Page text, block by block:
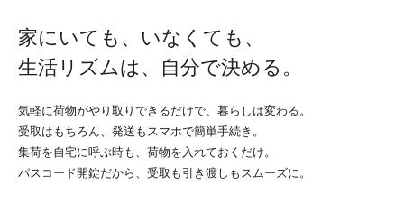
家にいても、いなくても、
生活リズムは、自分で決める。
気軽に荷物がやり取りできるだけで、暮らしは変わる。
受取はもちろん、発送もスマホで簡単手続き。
集荷を自宅に呼ぶ時も、荷物を入れておくだけ。
パスコード開錠だから、受取も引き渡しもスムーズに。